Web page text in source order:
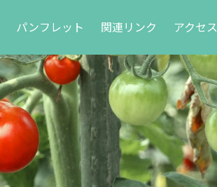
パンフレット 関連リンク アクセス